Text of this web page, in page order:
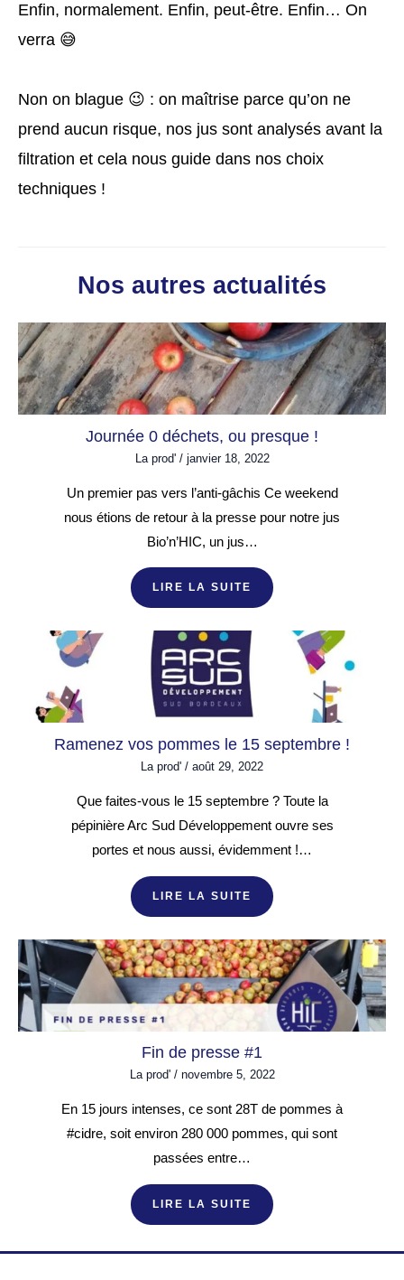
Enfin, normalement. Enfin, peut-être. Enfin… On
verra 😅
Non on blague 😉 : on maîtrise parce qu’on ne
prend aucun risque, nos jus sont analysés avant la
filtration et cela nous guide dans nos choix
techniques !
Nos autres actualités
Journée 0 déchets, ou presque !
La prod'/ janvier 18, 2022
Un premier pas vers l’anti-gâchis Ce weekend
nous étions de retour à la presse pour notre jus
Bio’n’HIC, un jus…
LIRE LA SUITE
Ramenez vos pommes le 15 septembre !
La prod' / août 29, 2022
Que faites-vous le 15 septembre ? Toute la
pépinière Arc Sud Développement ouvre ses
portes et nous aussi, évidemment !…
LIRE LA SUITE
Fin de presse #1
La prod'/ novembre 5, 2022
En 15 jours intenses, ce sont 28T de pommes à
#cidre, soit environ 280 000 pommes, qui sont
passées entre…
LIRE LA SUITE